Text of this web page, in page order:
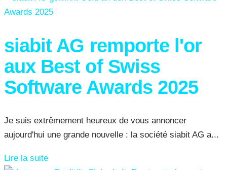
siabit AG remporte l'or
aux Best of Swiss
Software Awards 2025
Je suis extrêmement heureux de vous annoncer
aujourd'hui une grande nouvelle : la société siabit AG a...
Lire la suite